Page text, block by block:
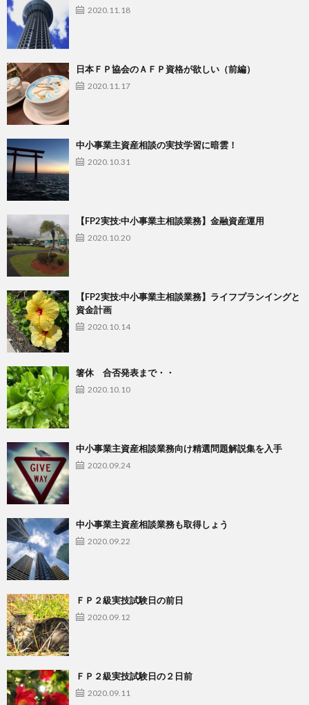
2020.11.18
日本ＦＰ協会のＡＦＰ資格が欲しい（前編）
2020.11.17
中小事業主資産相談の実技学習に暗雲！
2020.10.31
【FP2実技:中小事業主相談業務】金融資産運用
2020.10.20
【FP2実技:中小事業主相談業務】ライフプランイングと
資金計画
2020.10.14
箸休 合否発表まで・・
2020.10.10
中小事業主資産相談業務向け精選問題解説集を入手
2020.09.24
中小事業主資産相談業務も取得しょう
2020.09.22
ＦＰ２級実技試験日の前日
2020.09.12
ＦＰ２級実技試験日の２日前
2020.09.11